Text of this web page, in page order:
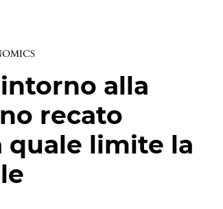
alla
recato
quale limite la